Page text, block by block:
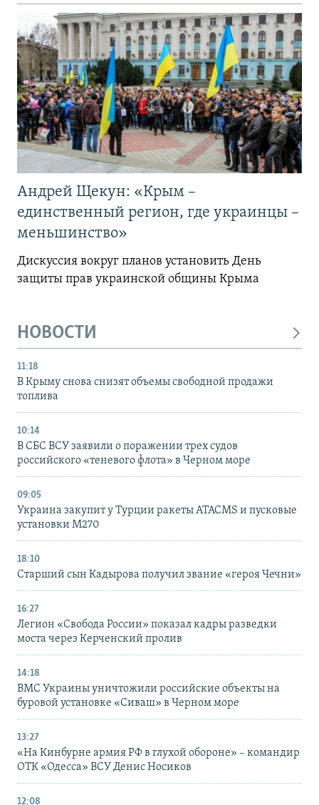
Андрей Щекун: «Крым –
единственный регион, где украинцы –
меньшинство»
Дискуссия вокруг планов установить День
защиты прав украинской общины Крыма
НОВОСТИ
11:18
В Крыму снова снизят объемы свободной продажи
топлива
10:14
В СБС ВСУ заявили о поражении трех судов
российского «теневого флота» в Черном море
09:05
Украина закупит у Турции ракеты ATACMS и пусковые
установки M270
18:10
Старший сын Кадырова получил звание «героя Чечни»
16:27
Легион «Свобода России» показал кадры разведки
моста через Керченский пролив
14:18
ВМС Украины уничтожили российские объекты на
буровой установке «Сиваш» в Черном море
13:27
«На Кинбурне армия РФ в глухой обороне» – командир
ОТК «Одесса» ВСУ Денис Носиков
12:08